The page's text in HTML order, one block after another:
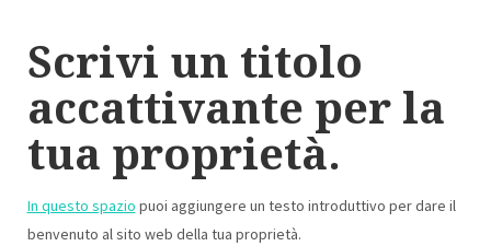
Scrivi un titolo
accattivante per la
tua proprietà.
In questo spazio puoi aggiungere un testo introduttivo per dare il
benvenuto al sito web della tua proprietà.